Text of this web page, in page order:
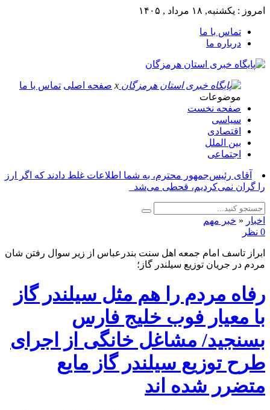
امروز : یکشنبه, ۱۸ مرداد , ۱۴۰۵
تماس با ما
درباره ما
x صفحه اصلی تماس با ما
موضوعات
صفحه نخست
سیاسی
اقتصادی
بین الملل
اجتماعی
آقای رئیس‌جمهور محترم، به شما اطلاعات غلط دادند که اگر ارز
را گران نمی‌کردیم، قحطی می‌شد_
اخبار « خبر مهم
0 نظر
ابراز تاسف امام جمعه اهل سنت بندرعباس از زیر سوال رفتن شان
مردم در جریان توزیع سیلندر گاز؛
رفاه مردم را هم مثل سیلندر گاز
با معیار فوب خلیج فارس
بسنجید/ مشاغل خانگی از اجرای
طرح توزیع سیلندر گاز مایع
متضرر شده اند